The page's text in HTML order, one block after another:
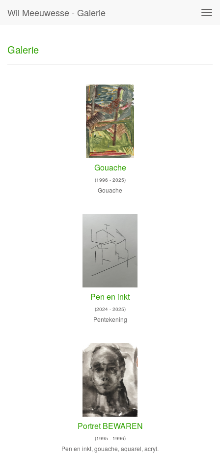
Wil Meeuwesse - Galerie
Galerie
Gouache
(1996 - 2025)
Gouache
Pen en inkt
(2024 - 2025)
Pentekening
Portret BEWAREN
(1995 - 1996)
Pen en inkt, gouache, aquarel, acryl.